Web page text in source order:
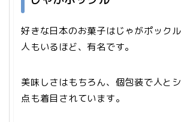
好きな日本のお菓子はじゃがポック
人もいるほど、有名です。
美味しさはもちろん、個包装で人と
点も着目されています。